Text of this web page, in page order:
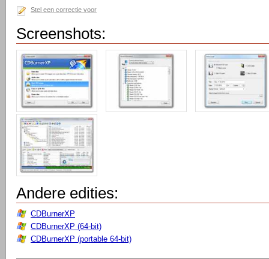
Stel een correctie voor
Screenshots:
Andere edities:
CDBurnerXP
CDBurnerXP (64-bit)
CDBurnerXP (portable 64-bit)